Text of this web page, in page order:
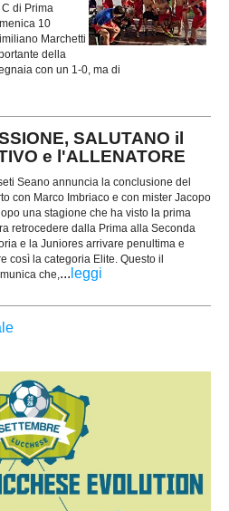
di Prima
10
Marchetti
della
con un 1-0, ma di
SALUTANO il
e l'ALLENATORE
Seano annuncia la conclusione del
con Marco Imbriaco e con mister Jacopo
una stagione che ha visto la prima
retrocedere dalla Prima alla Seconda
e la Juniores arrivare penultima e
così la categoria Elite. Questo il
che,... leggi